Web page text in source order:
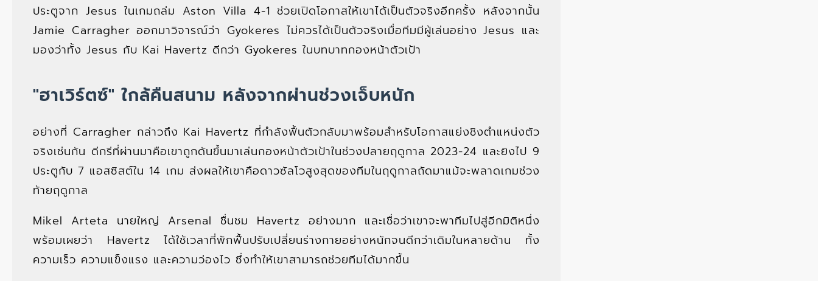
ประตูจาก Jesus ในเกมถล่ม Aston Villa 4-1 ช่วยเปิดโอกาสให้เขาได้เป็นตัวจริงอีกครั้ง หลังจากนั้น
Jamie Carragher ออกมาวิจารณ์ว่า Gyokeres ไม่ควรได้เป็นตัวจริงเมื่อทีมมีผู้เล่นอย่าง Jesus และ
มองว่าทั้ง Jesus กับ Kai Havertz ดีกว่า Gyokeres ในบทบาทกองหน้าตัวเป้า
"ฮาเวิร์ตซ์" ใกล้คืนสนาม หลังจากผ่านช่วงเจ็บหนัก
อย่างที่ Carragher กล่าวถึง Kai Havertz ที่กำลังฟื้นตัวกลับมาพร้อมสำหรับโอกาสแย่งชิงตำแหน่งตัว
จริงเช่นกัน ดีกรีที่ผ่านมาคือเขาถูกดันขึ้นมาเล่นกองหน้าตัวเป้าในช่วงปลายฤดูกาล 2023-24 และยิงไป 9
ประตูกับ 7 แอสซิสต์ใน 14 เกม ส่งผลให้เขาคือดาวซัลโวสูงสุดของทีมในฤดูกาลถัดมาแม้จะพลาดเกมช่วง
ท้ายฤดูกาล
Mikel Arteta นายใหญ่ Arsenal ชื่นชม Havertz อย่างมาก และเชื่อว่าเขาจะพาทีมไปสู่อีกมิติหนึ่ง
พร้อมเผยว่า Havertz ได้ใช้เวลาที่พักฟื้นปรับเปลี่ยนร่างกายอย่างหนักจนดีกว่าเดิมในหลายด้าน ทั้ง
ความเร็ว ความแข็งแรง และความว่องไว ซึ่งทำให้เขาสามารถช่วยทีมได้มากขึ้น